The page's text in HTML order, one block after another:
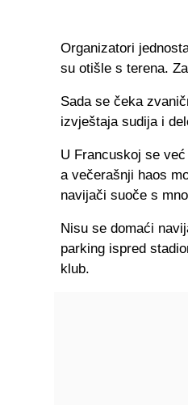
Organizatori
su otišle s terena.
Sada se čeka
izvještaja sudija i
U Francuskoj se
a večerašnji haos
navijači suoče s
Nisu se domaći
parking ispred
klub.